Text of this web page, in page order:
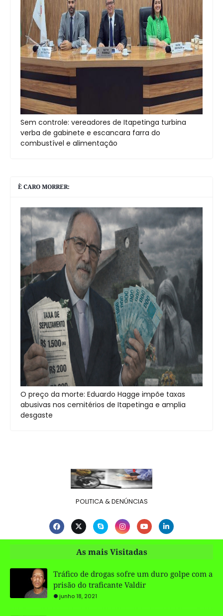
Sem controle: vereadores de Itapetinga turbina
verba de gabinete e escancara farra do
combustível e alimentação
È CARO MORRER:
O preço da morte: Eduardo Hagge impõe taxas
abusivas nos cemitérios de Itapetinga e amplia
desgaste
POLITICA & DENÚNCIAS
As mais Visitadas
Tráfico de drogas sofre um duro golpe com a
prisão do traficante Valdir
junho 18, 2021